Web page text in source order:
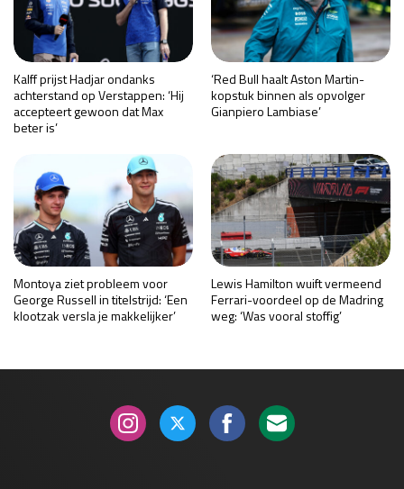
Kalff prijst Hadjar ondanks
achterstand op Verstappen: ‘Hij
accepteert gewoon dat Max
beter is’
‘Red Bull haalt Aston Martin-
kopstuk binnen als opvolger
Gianpiero Lambiase’
Montoya ziet probleem voor
George Russell in titelstrijd: ‘Een
klootzak versla je makkelijker’
Lewis Hamilton wuift vermeend
Ferrari-voordeel op de Madring
weg: ‘Was vooral stoffig’